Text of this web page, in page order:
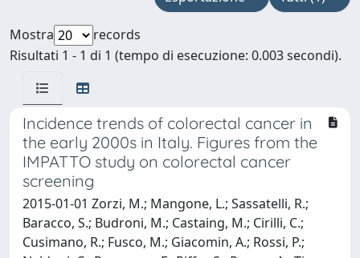
Mostra
records
Risultati 1 - 1 di 1 (tempo di esecuzione: 0.003 secondi).
Incidence trends of colorectal cancer in
the early 2000s in Italy. Figures from the
IMPATTO study on colorectal cancer
screening
2015-01-01 Zorzi, M.; Mangone, L.; Sassatelli, R.;
Baracco, S.; Budroni, M.; Castaing, M.; Cirilli, C.;
Cusimano, R.; Fusco, M.; Giacomin, A.; Rossi, P.;